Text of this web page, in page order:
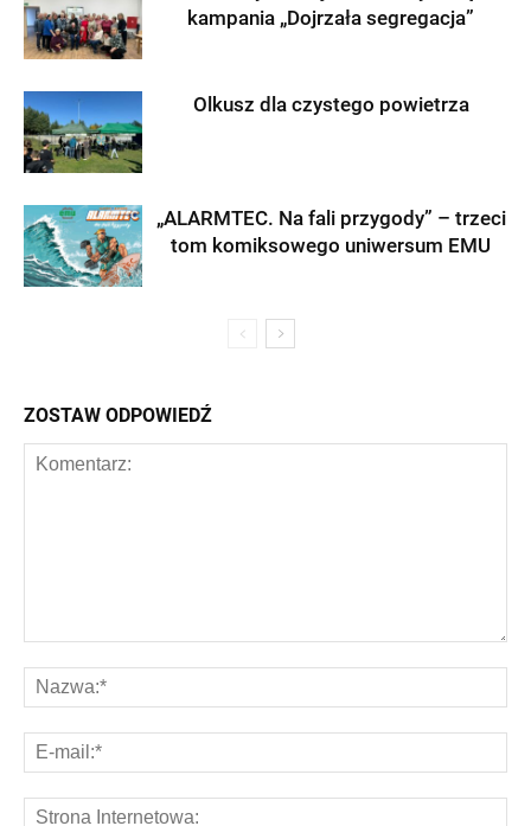
kampania „Dojrzała segregacja”
Olkusz dla czystego powietrza
„ALARMTEC. Na fali przygody” – trzeci
tom komiksowego uniwersum EMU
ZOSTAW ODPOWIEDŹ